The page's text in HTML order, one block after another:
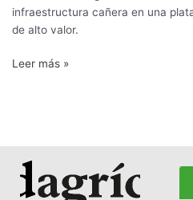
infraestructura cañera en una
de alto valor.
Leer más »